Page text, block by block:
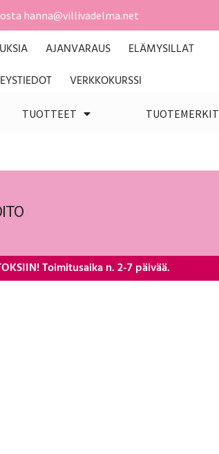
hanna@villivadelma.net
AJANVARAUS
ELÄMYSILLAT
VERKKOKURSSI
TUOTTEET TUOTEMERKIT
Toimitusaika n. 2-7 päivää.